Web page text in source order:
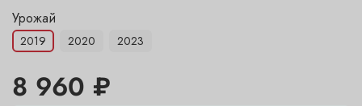
Урожай
2019 2020 2023
8 960 ₽